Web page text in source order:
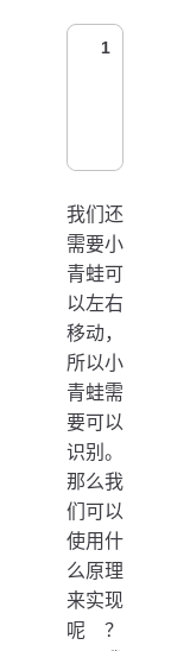
1
我们还
需要小
青蛙可
以左右
移动，
所以小
青蛙需
要可以
识别。
那么我
们可以
使用什
么原理
来实现
呢？